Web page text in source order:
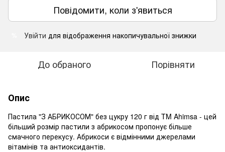
Повідомити, коли з'явиться
Увійти для відображення накопичувальної знижки
До обраного Порівняти
Опис
Пастила "З АБРИКОСОМ" без цукру 120 г від TM Ahimsa - цей
більший розмір пастили з абрикосом пропонує більше
смачного перекусу. Абрикоси є відмінними джерелами
вітамінів та антиоксидантів.